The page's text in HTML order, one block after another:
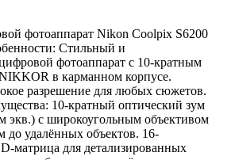
фотоаппарат Nikon Coolpix S6200
Стильный и
фотоаппарат с 10-кратным
в карманном корпусе.
разрешение для любых сюжетов.
10-кратный оптический зум
с широкоугольным объективом
удалённых объектов. 16-
матрица для детализированных